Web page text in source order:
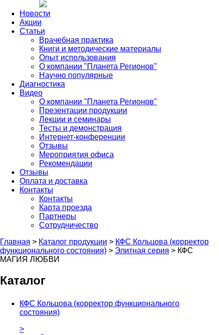
Новости
Акции
Статьи
Врачебная практика
Книги и методические материалы
Опыт использования
О компании "Планета Регионов"
Научно популярные
Диагностика
Видео
О компании "Планета Регионов"
Презентации продукции
Лекции и семинары
Тесты и демонстрация
Интернет-конференции
Отзывы
Мероприятия офиса
Рекомендации
Отзывы
Оплата и доставка
Контакты
Контакты
Карта проезда
Партнеры
Сотрудничество
Главная > Каталог продукции > КФС Кольцова (корректор
функционального состояния) > Элитная серия > КФС
МАГИЯ ЛЮБВИ
Каталог
КФС Кольцова (корректор функционального
состояния)
>